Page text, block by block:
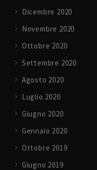
Dicembre 2020
Novembre 2020
Ottobre 2020
Settembre 2020
Agosto 2020
Luglio 2020
Giugno 2020
Gennaio 2020
Ottobre 2019
Giugno 2019